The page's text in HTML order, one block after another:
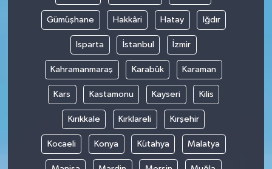
Gümüşhane Hakkâri Hatay Iğdır
Isparta İstanbul İzmir
Kahramanmaraş Karabük Karaman
Kars Kastamonu Kayseri Kilis
Kırıkkale Kırklareli Kırşehir
Kocaeli Konya Kütahya Malatya